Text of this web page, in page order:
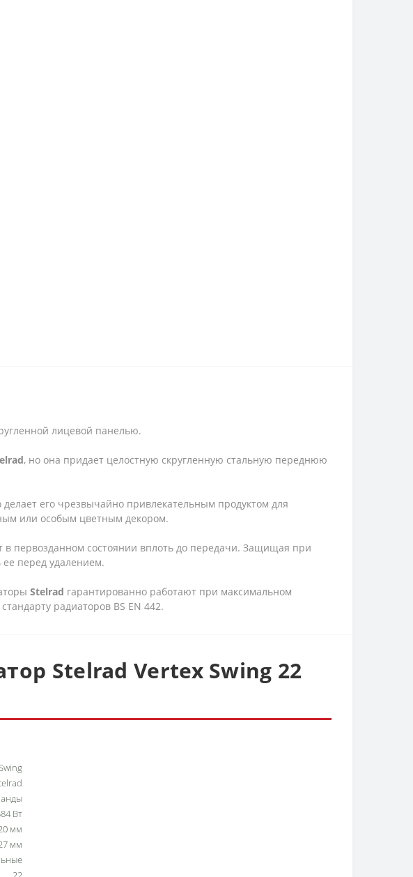
лицевой панелью.
, но она придает целостную скругленную стальную переднюю
его чрезвычайно привлекательным продуктом для
или особым цветным декором.
в первозданном состоянии вплоть до передачи. Защищая при
ее перед удалением.
Stelrad гарантированно работают при максимальном
радиаторов BS EN 442.
Stelrad Vertex Swing 22
Вт
мм
мм